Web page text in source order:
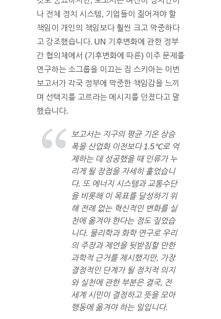
나 전체 정치 시스템, 기업들이 짊어져야 할
책임이 개인의 책임보다 훨씬 크고 막중하다
고 강조했습니다. UN 기후변화에 관한 정부
간 협의체에서 (기후변화에 따른) 이주 문제를
연구하는 소그룹을 이끄는 짐 스키아는 이번
보고서가 각국 정부에 막중한 책임감을 느끼
며 선택지를 고르라는 메시지를 던졌다고 말
했습니다.
보고서는 지구의 평균 기온 상승
폭을 산업화 이전보다 1.5℃로 억
제하는 데 성공했을 때 인류가 누
리게 될 장점을 자세히 훑었습니
다. 또 에너지 시스템과 교통수단
을 비롯해 이 목표를 달성하기 위
해 전례 없는 혁신적인 변화를 실
천에 옮겨야 한다는 점도 짚었습
니다. 물리학과 화학 연구로 우리
의 주장과 제언을 뒷받침할 만한
과학적 근거를 제시했지만, 가장
결정적인 단계가 될 정치적 의지
와 실천에 관한 부분은 결국, 전
세계 시민이 결정하고 뜻을 모아
행동에 옮겨야 하는 일입니다.